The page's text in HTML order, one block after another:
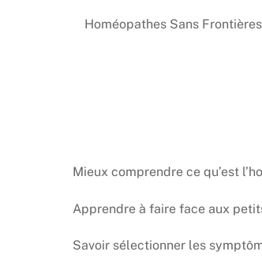
Homéopathes Sans
Mieux comprendre ce qu’est
Apprendre à faire face aux
Savoir sélectionner les